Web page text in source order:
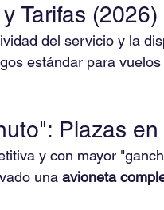
Tarifas (2026)
del servicio y la
estándar para
Plazas
y con mayor
una avioneta